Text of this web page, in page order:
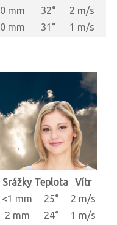
0 mm 32°
2 m/s
0 mm 31° 1 m/s
Srážky Teplota
Vítr
<1 mm 25°
2 m/s
2 mm 24°
1 m/s